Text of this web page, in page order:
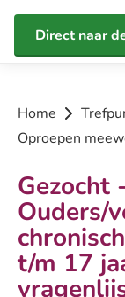
Direct naar
Home
Oproepen
Gezocht
Ouders/
t/m 17